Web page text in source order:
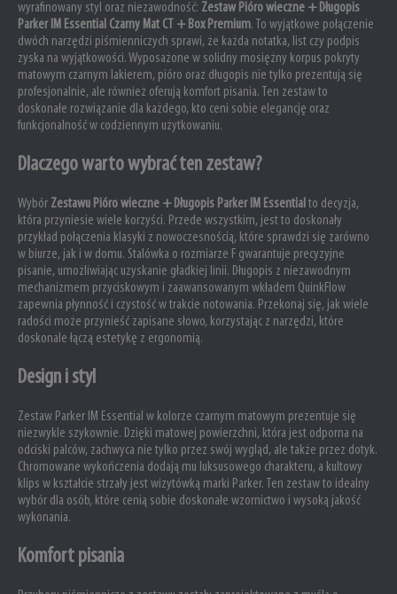
wyrafinowany styl oraz niezawodność: Zestaw Pióro wieczne + Długopis
Parker IM Essential Czarny Mat CT + Box Premium. To wyjątkowe połączenie
dwóch narzędzi piśmienniczych sprawi, że każda notatka, list czy podpis
zyska na wyjątkowości. Wyposażone w solidny mosiężny korpus pokryty
matowym czarnym lakierem, pióro oraz długopis nie tylko prezentują się
profesjonalnie, ale również oferują komfort pisania. Ten zestaw to
doskonałe rozwiązanie dla każdego, kto ceni sobie elegancję oraz
funkcjonalność w codziennym użytkowaniu.
Dlaczego warto wybrać ten zestaw?
Wybór Zestawu Pióro wieczne + Długopis Parker IM Essential to decyzja,
która przyniesie wiele korzyści. Przede wszystkim, jest to doskonały
przykład połączenia klasyki z nowoczesnością, które sprawdzi się zarówno
w biurze, jak i w domu. Stalówka o rozmiarze F gwarantuje precyzyjne
pisanie, umożliwiając uzyskanie gładkiej linii. Długopis z niezawodnym
mechanizmem przyciskowym i zaawansowanym wkładem QuinkFlow
zapewnia płynność i czystość w trakcie notowania. Przekonaj się, jak wiele
radości może przynieść zapisane słowo, korzystając z narzędzi, które
doskonale łączą estetykę z ergonomią.
Design i styl
Zestaw Parker IM Essential w kolorze czarnym matowym prezentuje się
niezwykle szykownie. Dzięki matowej powierzchni, która jest odporna na
odciski palców, zachwyca nie tylko przez swój wygląd, ale także przez dotyk.
Chromowane wykończenia dodają mu luksusowego charakteru, a kultowy
klips w kształcie strzały jest wizytówką marki Parker. Ten zestaw to idealny
wybór dla osób, które cenią sobie doskonałe wzornictwo i wysoką jakość
wykonania.
Komfort pisania